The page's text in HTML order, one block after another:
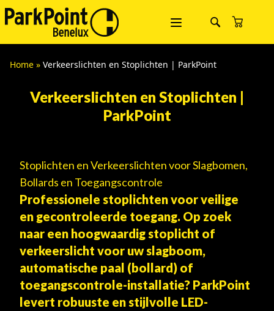
Home » Verkeerslichten en Stoplichten | ParkPoint
Verkeerslichten en Stoplichten |
ParkPoint
Stoplichten en Verkeerslichten voor Slagbomen,
Bollards en Toegangscontrole
Professionele stoplichten voor veilige
en gecontroleerde toegang. Op zoek
naar een hoogwaardig stoplicht of
verkeerslicht voor uw slagboom,
automatische paal (bollard) of
toegangscontrole-installatie? ParkPoint
levert robuuste en stijlvolle LED-